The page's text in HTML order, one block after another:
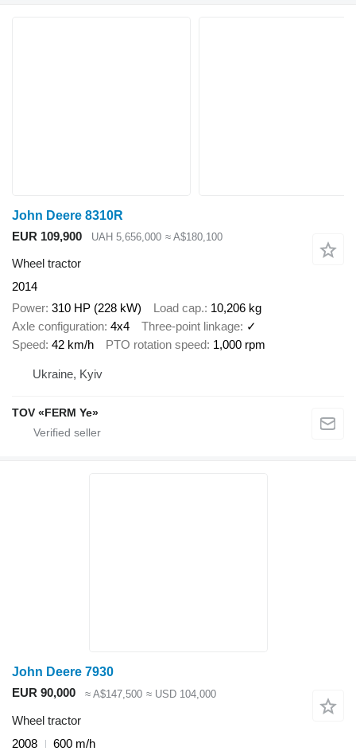
John Deere 8310R
EUR 109,900
UAH 5,656,000 ≈ A$180,100
Wheel tractor
2014
Power 310 HP (228 kW) Load cap. 10,206 kg
Axle configuration 4x4 Three-point linkage ✓
Speed 42 km/h PTO rotation speed 1,000 rpm
Ukraine, Kyiv
TOV «FERM Ye»
John Deere 7930
EUR 90,000
≈ A$147,500 ≈ USD 104,000
Wheel tractor
2008
600 m/h